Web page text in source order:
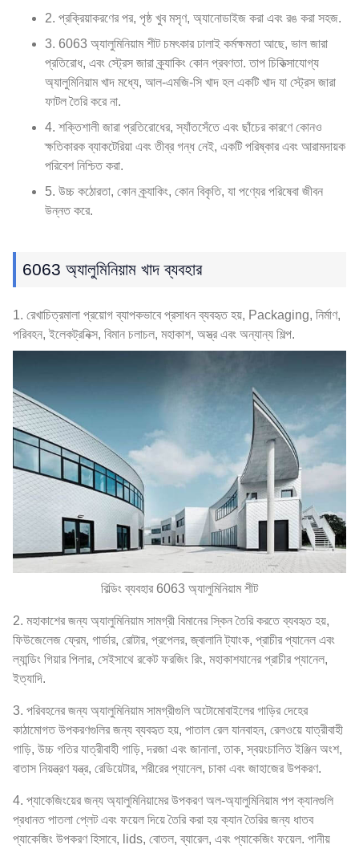
2. প্রক্রিয়াকরণের পর, পৃষ্ঠ খুব মসৃণ, অ্যানোডাইজ করা এবং রঙ করা সহজ.
3. 6063 অ্যালুমিনিয়াম শীট চমৎকার ঢালাই কর্মক্ষমতা আছে, ভাল জারা
প্রতিরোধ, এবং স্ট্রেস জারা ক্র্যাকিং কোন প্রবণতা. তাপ চিকিত্সাযোগ্য
অ্যালুমিনিয়াম খাদ মধ্যে, আল-এমজি-সি খাদ হল একটি খাদ যা স্ট্রেস জারা
ফাটল তৈরি করে না.
4. শক্তিশালী জারা প্রতিরোধের, স্যাঁতসেঁতে এবং ছাঁচের কারণে কোনও
ক্ষতিকারক ব্যাকটেরিয়া এবং তীব্র গন্ধ নেই, একটি পরিষ্কার এবং আরামদায়ক
পরিবেশ নিশ্চিত করা.
5. উচ্চ কঠোরতা, কোন ক্র্যাকিং, কোন বিকৃতি, যা পণ্যের পরিষেবা জীবন
উন্নত করে.
6063 অ্যালুমিনিয়াম খাদ ব্যবহার
1. রেখাচিত্রমালা প্রয়োগ ব্যাপকভাবে প্রসাধন ব্যবহৃত হয়, Packaging, নির্মাণ,
পরিবহন, ইলেকট্রনিক্স, বিমান চলাচল, মহাকাশ, অস্ত্র এবং অন্যান্য শিল্প.
বিল্ডিং ব্যবহার 6063 অ্যালুমিনিয়াম শীট
2. মহাকাশের জন্য অ্যালুমিনিয়াম সামগ্রী বিমানের স্কিন তৈরি করতে ব্যবহৃত হয়,
ফিউজেলেজ ফ্রেম, গার্ডার, রোটার, প্রপেলর, জ্বালানি ট্যাংক, প্রাচীর প্যানেল এবং
ল্যান্ডিং গিয়ার পিলার, সেইসাথে রকেট ফরজিং রিং, মহাকাশযানের প্রাচীর প্যানেল,
ইত্যাদি.
3. পরিবহনের জন্য অ্যালুমিনিয়াম সামগ্রীগুলি অটোমোবাইলের গাড়ির দেহের
কাঠামোগত উপকরণগুলির জন্য ব্যবহৃত হয়, পাতাল রেল যানবাহন, রেলওয়ে যাত্রীবাহী
গাড়ি, উচ্চ গতির যাত্রীবাহী গাড়ি, দরজা এবং জানালা, তাক, স্বয়ংচালিত ইঞ্জিন অংশ,
বাতাস নিয়ন্ত্রণ যন্ত্র, রেডিয়েটার, শরীরের প্যানেল, চাকা এবং জাহাজের উপকরণ.
4. প্যাকেজিংয়ের জন্য অ্যালুমিনিয়ামের উপকরণ অল-অ্যালুমিনিয়াম পপ ক্যানগুলি
প্রধানত পাতলা প্লেট এবং ফয়েল দিয়ে তৈরি করা হয় ক্যান তৈরির জন্য ধাতব
প্যাকেজিং উপকরণ হিসাবে, lids, বোতল, ব্যারেল, এবং প্যাকেজিং ফয়েল. পানীয়